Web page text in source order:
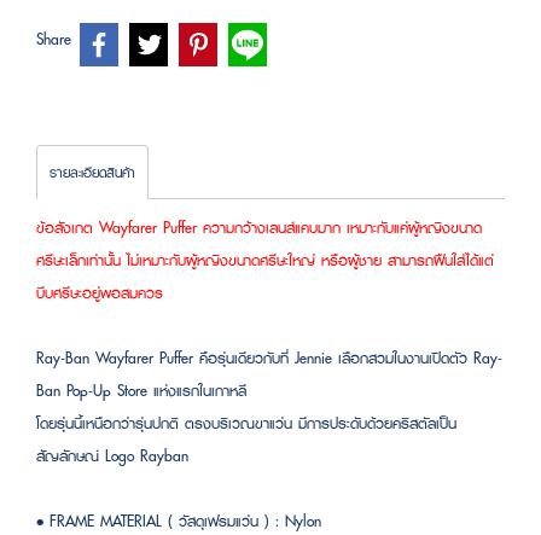
Share
รายละเอียดสินค้า
ข้อสังเกต Wayfarer Puffer ความกว้างเลนส์แคบมาก เหมาะกับแค่ผู้หญิงขนาด
ศรีษะเล็กเท่านั้น ไม่เหมาะกับผู้หญิงขนาดศรีษะใหญ่ หรือผู้ชาย สามารถฝืนใส่ได้แต่
บีบศรีษะอยู่พอสมควร
Ray-Ban Wayfarer Puffer คือรุ่นเดียวกับที่ Jennie เลือกสวมในงานเปิดตัว Ray-
Ban Pop-Up Store แห่งแรกในเกาหลี
โดยรุ่นนี้เหนือกว่ารุ่นปกติ ตรงบริเวณขาแว่น มีการประดับด้วยคริสตัลเป็น
สัญลักษณ์ Logo Rayban
• FRAME MATERIAL ( วัสดุเฟรมแว่น ) : Nylon